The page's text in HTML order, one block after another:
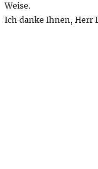
Weise.
Ich danke Ihnen, Herr